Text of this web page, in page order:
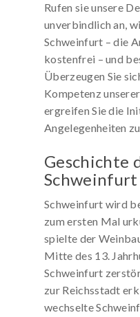
Rufen sie unsere
unverbindlich an,
Schweinfurt – die
kostenfrei – und
Überzeugen Sie
Kompetenz
ergreifen Sie die
Angelegenheiten
Geschichte
Schweinfurt
Schweinfurt wird
zum ersten Mal
spielte der
Mitte des 13.
Schweinfurt
zur Reichsstadt
wechselte